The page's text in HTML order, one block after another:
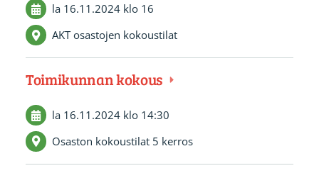
la 16.11.2024 klo 16
AKT osastojen kokoustilat
Toimikunnan kokous
la 16.11.2024 klo 14:30
Osaston kokoustilat 5 kerros